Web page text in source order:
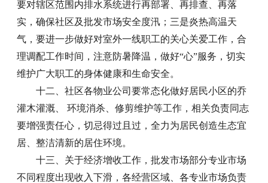
要对辖区范围内排水系统进行再部署、再排查、再落
实，确保社区及批发市场安全度汛；三是炎热高温天
气，要进一步做好对室外一线职工的关心关爱工作，合
理调配工作时间，注意防暑降温，做好“心”服务，切实
维护广大职工的身体健康和生命安全。
十二、社区各物业公司要常态化做好居民小区的乔
灌木灌溉、 环境消杀、修剪维护等工作，相关负责同志
要增强责任心，切忌得过且过，全力为居民创造生态宜
居、整洁清新的居住环境。
十三、关于经济增收工作，批发市场部分专业市场
不同程度出现收入下滑，各经营区域、各专业市场负责